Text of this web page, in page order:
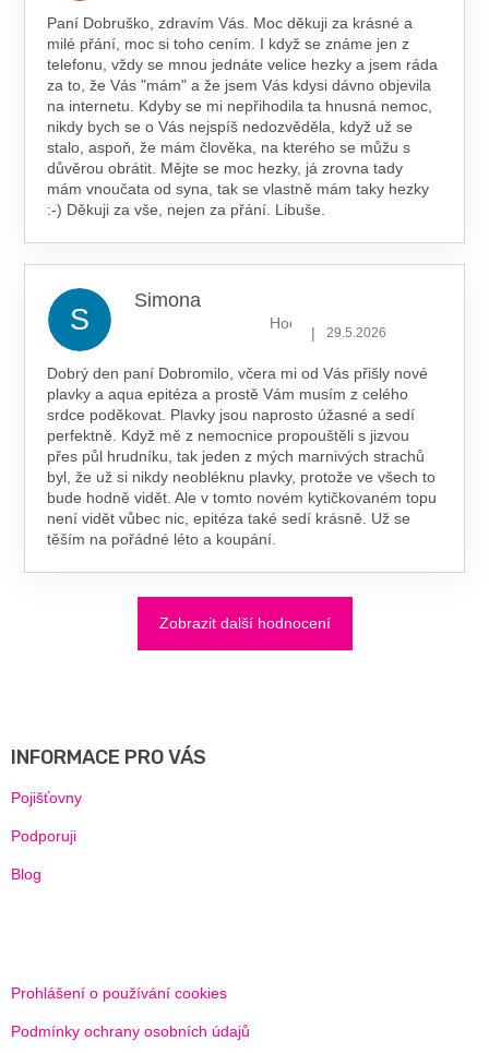
Paní Dobruško, zdravím Vás. Moc děkuji za krásné a
milé přání, moc si toho cením. I když se známe jen z
telefonu, vždy se mnou jednáte velice hezky a jsem ráda
za to, že Vás "mám" a že jsem Vás kdysi dávno objevila
na internetu. Kdyby se mi nepřihodila ta hnusná nemoc,
nikdy bych se o Vás nejspíš nedozvěděla, když už se
stalo, aspoň, že mám člověka, na kterého se můžu s
důvěrou obrátit. Mějte se moc hezky, já zrovna tady
mám vnoučata od syna, tak se vlastně mám taky hezky
:-) Děkuji za vše, nejen za přání. Libuše.
S
Simona
Hodnocení obchodu je 5 z 5
| 29.5.2026
Dobrý den paní Dobromilo, včera mi od Vás přišly nové
plavky a aqua epitéza a prostě Vám musím z celého
srdce poděkovat. Plavky jsou naprosto úžasné a sedí
perfektně. Když mě z nemocnice propouštěli s jizvou
přes půl hrudníku, tak jeden z mých marnivých strachů
byl, že už si nikdy neobléknu plavky, protože ve všech to
bude hodně vidět. Ale v tomto novém kytičkovaném topu
není vidět vůbec nic, epitéza také sedí krásně. Už se
těším na pořádné léto a koupání.
Zobrazit další hodnocení
INFORMACE PRO VÁS
Pojišťovny
Podporuji
Blog
Prohlášení o používání cookies
Podmínky ochrany osobních údajů